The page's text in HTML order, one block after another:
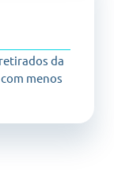
da
menos